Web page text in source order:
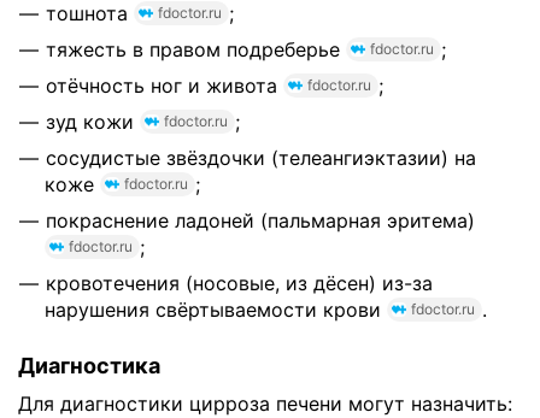
тошнота
fdoctor.ru ;
тяжесть в правом подреберье
fdoctor.ru ;
отёчность ног и живота
fdoctor.ru ;
зуд кожи
fdoctor.ru ;
сосудистые звёздочки (телеангиэктазии) на
коже
fdoctor.ru ;
покраснение ладоней (пальмарная эритема)
fdoctor.ru ;
кровотечения (носовые, из дёсен) из-за
нарушения свёртываемости крови
fdoctor.ru .
Диагностика
Для диагностики цирроза печени могут назначить: